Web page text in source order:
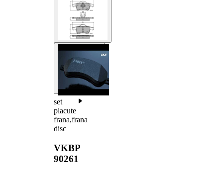
set
placute
frana,frana
disc
VKBP
90261